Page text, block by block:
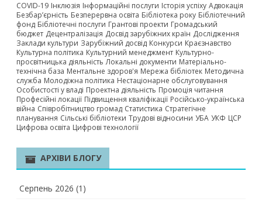
COVID-19 Інклюзія Інформаційні послуги Історія успіху Адвокація
Безбар’єрність Безперервна освіта Бібліотека року Бібліотечний
фонд Бібліотечні послуги Грантові проекти Громадський
бюджет Децентралізація Досвід зарубіжних країн Дослідження
Заклади культури Зарубіжний досвід Конкурси Краєзнавство
Культурна політика Культурний менеджмент Культурно-
просвітницька діяльність Локальні документи Матеріально-
технічна база Ментальне здоров'я Мережа бібліотек Методична
служба Молодіжна політика Нестаціонарне обслуговування
Особистості у владі Проектна діяльність Промоція читання
Професійні локації Підвищення кваліфікації Російсько-українська
війна Співробітництво громад Статистика Стратегічне
планування Сільські бібліотеки Трудові відносини УБА УКФ ЦСР
Цифрова освіта Цифрові технології
АРХІВИ БЛОГУ
Серпень 2026 (1)